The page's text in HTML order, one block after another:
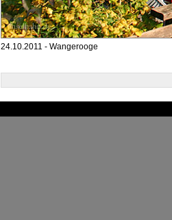
24.10.2011 - Wangerooge